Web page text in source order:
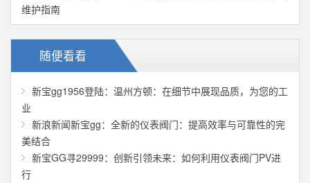
维护指南
随便看看
新宝gg1956登陆：温州方顿：在细节中展现品质，为您的工
业
新浪新闻新宝gg：全新的仪表阀门：提高效率与可靠性的完
美结合
新宝GG寻29999：创新引领未来：如何利用仪表阀门PV进
行